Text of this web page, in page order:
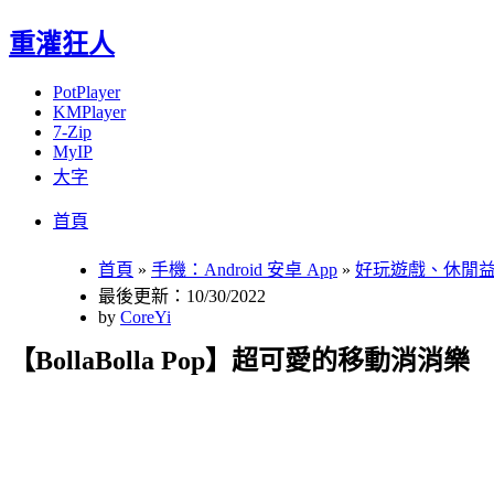
重灌狂人
PotPlayer
KMPlayer
7-Zip
MyIP
大字
首頁
首頁 » 手機：Android 安卓 App » 好玩遊戲、休閒
最後更新：10/30/2022
by CoreYi
【BollaBolla Pop】超可愛的移動消消樂